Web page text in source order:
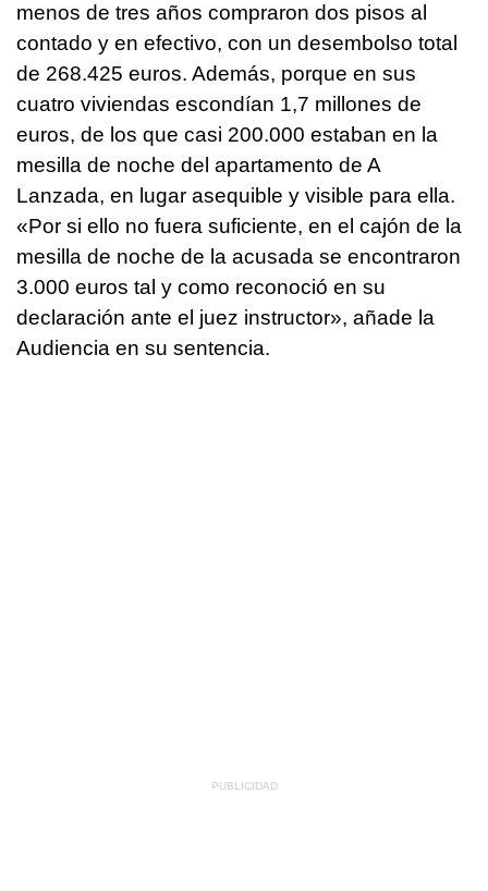
menos de tres años compraron dos pisos al
contado y en efectivo, con un desembolso total
de 268.425 euros. Además, porque en sus
cuatro viviendas escondían 1,7 millones de
euros, de los que casi 200.000 estaban en la
mesilla de noche del apartamento de A
Lanzada, en lugar asequible y visible para ella.
«Por si ello no fuera suficiente, en el cajón de la
mesilla de noche de la acusada se encontraron
3.000 euros tal y como reconoció en su
declaración ante el juez instructor», añade la
Audiencia en su sentencia.